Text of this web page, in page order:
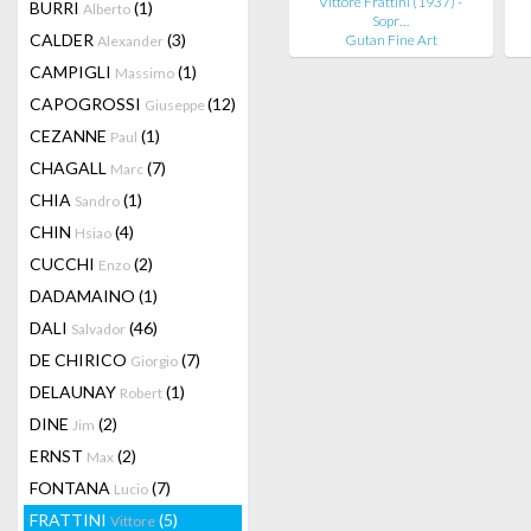
BURRI Alberto (1)
CALDER Alexander (3)
CAMPIGLI Massimo (1)
CAPOGROSSI Giuseppe(12)
CEZANNE Paul (1)
CHAGALL Marc (7)
CHIA Sandro (1)
CHIN Hsiao (4)
CUCCHI Enzo (2)
DADAMAINO (1)
DALI Salvador (46)
DE CHIRICO Giorgio (7)
DELAUNAY Robert (1)
DINE Jim (2)
ERNST Max (2)
FONTANA Lucio (7)
FRATTINI Vittore (5)
Sopr…
Gutan Fine Art